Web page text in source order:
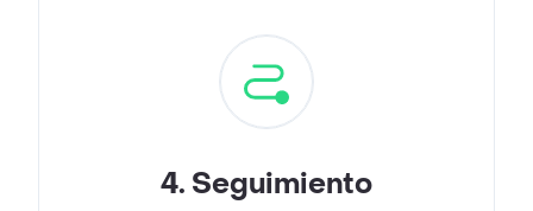
4. Seguimiento